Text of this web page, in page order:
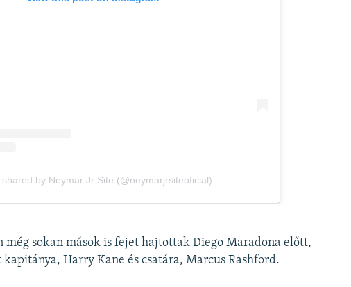
sokan mások is fejet hajtottak Diego Maradona előtt,
Harry Kane és csatára, Marcus Rashford.